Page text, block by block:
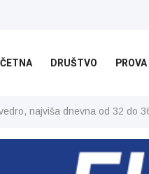
DRUŠTVO PROVA
najviša dnevna od 32 do